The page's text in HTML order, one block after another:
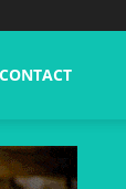
CONTACT